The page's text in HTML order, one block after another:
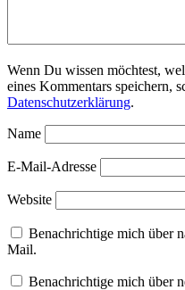
Wenn Du wissen möchtest,
eines Kommentars speichern,
Datenschutzerklärung.
Name
E-Mail-Adresse
Website
Benachrichtige mich über
Mail.
Benachrichtige mich über